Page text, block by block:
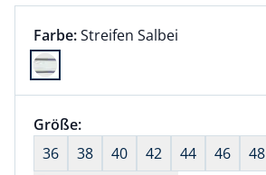
Farbauswahl:
Farbe:aktuell ausgewählt:
Streifen Salbei
Farbe Streifen Salbei ausgewählt
Größenauswahl:
Größe:nichts ausgewählt
36
38 40 42 44 46 48